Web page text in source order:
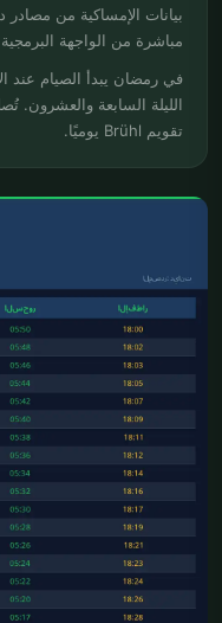
مباشرة من الواجهة
في رمضان يبدأ الصيام عند
الليلة السابعة والعشرون.
تقويم Brühl يوميًا.